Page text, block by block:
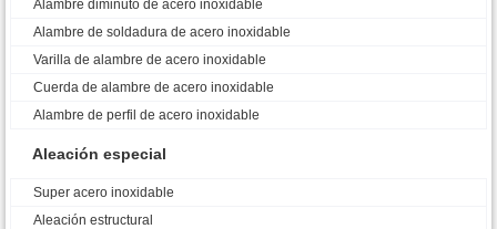
Alambre diminuto de acero inoxidable
Alambre de soldadura de acero inoxidable
Varilla de alambre de acero inoxidable
Cuerda de alambre de acero inoxidable
Alambre de perfil de acero inoxidable
Aleación especial
Super acero inoxidable
Aleación estructural